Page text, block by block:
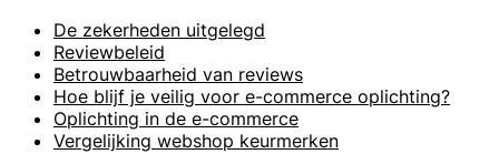
De zekerheden uitgelegd
Reviewbeleid
Betrouwbaarheid van reviews
Hoe blijf je veilig voor e-commerce oplichting?
Oplichting in de e-commerce
Vergelijking webshop keurmerken